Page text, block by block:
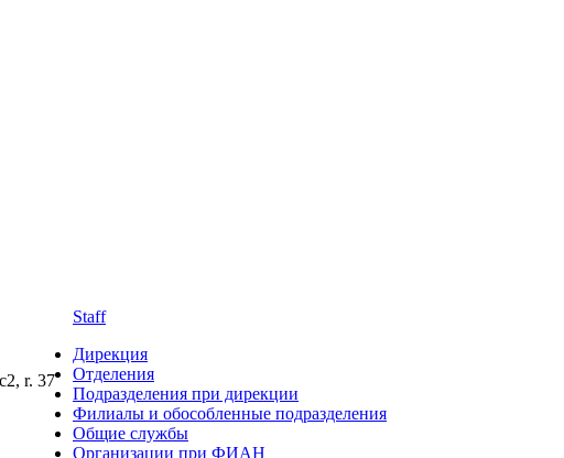
r. 37
Staff
Дирекция
Отделения
Подразделения при дирекции
Филиалы и обособленные подразделения
Общие службы
Организации при ФИАН